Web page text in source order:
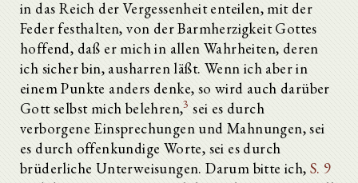
in das Reich der Vergessenheit enteilen, mit der
Feder festhalten, von der Barmherzigkeit Gottes
hoffend, daß er mich in allen Wahrheiten, deren
ich sicher bin, ausharren läßt. Wenn ich aber in
einem Punkte anders denke, so wird auch darüber
Gott selbst mich belehren,3 sei es durch
verborgene Einsprechungen und Mahnungen, sei
es durch offenkundige Worte, sei es durch
brüderliche Unterweisungen. Darum bitte ich, S. 9